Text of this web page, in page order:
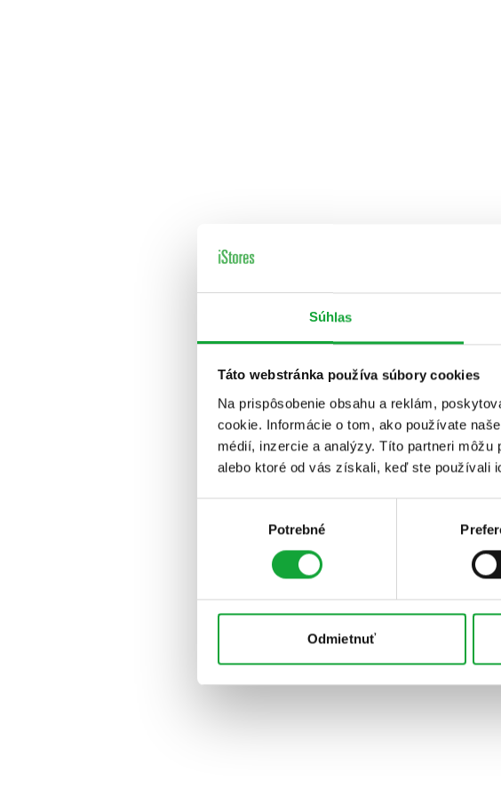
Súhlas
Táto webstránka používa súbory cookies
Na prispôsobenie obsahu a reklám,
cookie. Informácie o tom, ako používate
médií, inzercie a analýzy. Títo partneri
alebo ktoré od vás získali, keď ste používali
Potrebné
Odmietnuť